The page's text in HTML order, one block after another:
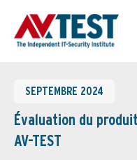
SEPTEMBRE 2024
Évaluation du
AV-TEST